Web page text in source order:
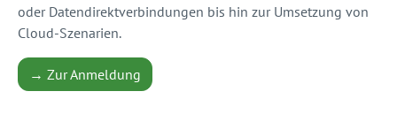
oder Datendirektverbindungen bis hin zur Umsetzung von
Cloud-Szenarien.
→ Zur Anmeldung